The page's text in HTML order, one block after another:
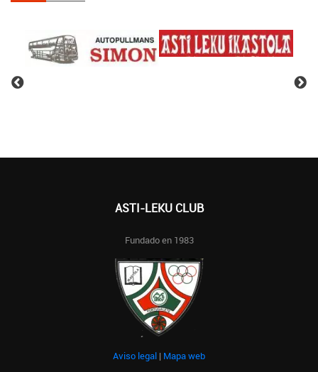
ASTI-LEKU CLUB
Fundado en 1983
Aviso legal | Mapa web